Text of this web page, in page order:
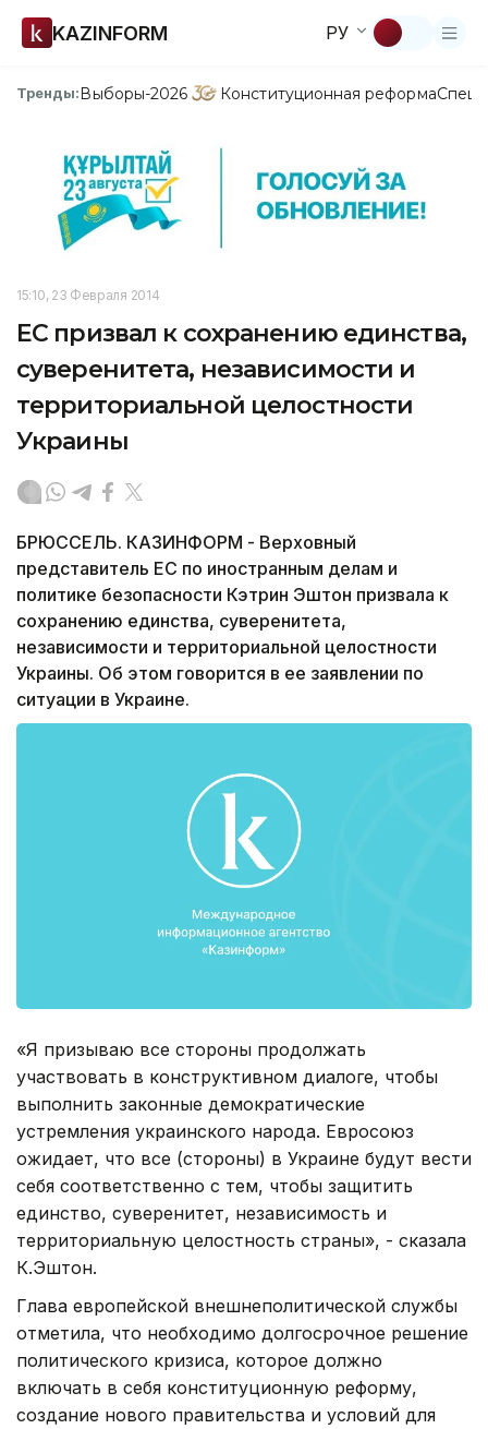
KAZINFORM РУ
Тренды:Выборы-2026 Конституционная реформа
15:10, 23 Февраля 2014
ЕС призвал к сохранению единства,
суверенитета, независимости и
территориальной целостности
Украины
БРЮССЕЛЬ. КАЗИНФОРМ - Верховный
представитель ЕС по иностранным делам и
политике безопасности Кэтрин Эштон призвала к
сохранению единства, суверенитета,
независимости и территориальной целостности
Украины. Об этом говорится в ее заявлении по
ситуации в Украине.
«Я призываю все стороны продолжать
участвовать в конструктивном диалоге, чтобы
выполнить законные демократические
устремления украинского народа. Евросоюз
ожидает, что все (стороны) в Украине будут вести
себя соответственно с тем, чтобы защитить
единство, суверенитет, независимость и
территориальную целостность страны», - сказала
К.Эштон.
Глава европейской внешнеполитической службы
отметила, что необходимо долгосрочное решение
политического кризиса, которое должно
включать в себя конституционную реформу,
создание нового правительства и условий для